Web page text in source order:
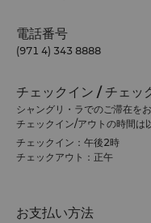
電話番号
(971 4) 343 8888
チェックイン / チェッ
シャングリ・ラでのご滞在を
チェックイン/アウトの時間は
チェックイン：午後2時
チェックアウト：正午
お支払い方法